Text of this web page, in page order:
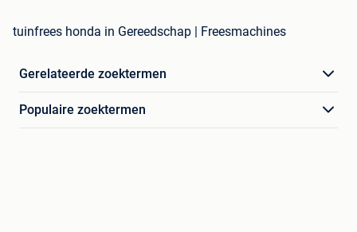
tuinfrees honda in Gereedschap | Freesmachines
Gerelateerde zoektermen
Populaire zoektermen